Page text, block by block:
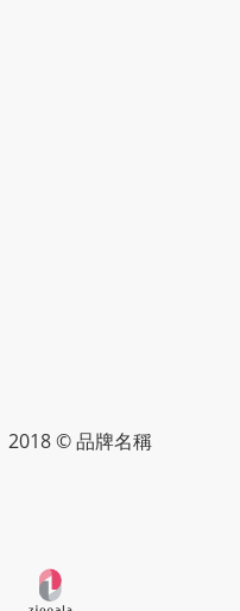
© 品牌名稱